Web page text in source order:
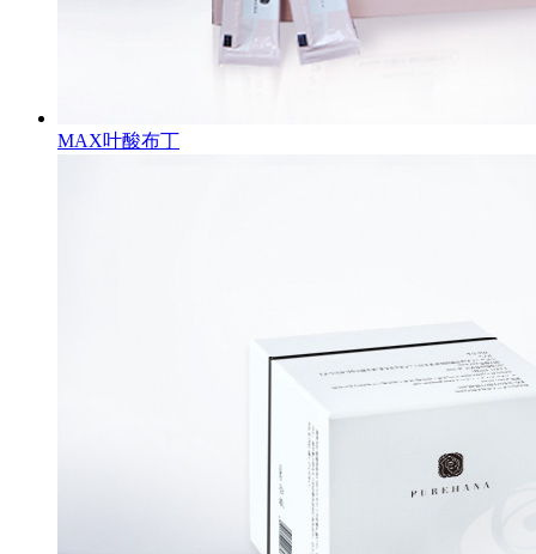
MAX叶酸布丁